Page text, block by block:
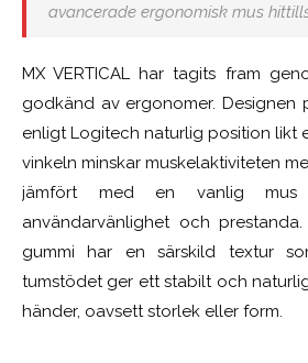
avancerade ergonomisk mus
MX VERTICAL har tagits fram
godkänd av ergonomer. Designen
enligt Logitech naturlig position likt
vinkeln minskar muskelaktiviteten
jämfört med en vanlig
användarvänlighet och
gummi har en särskild textur
tumstödet ger ett stabilt och
händer, oavsett storlek eller form.